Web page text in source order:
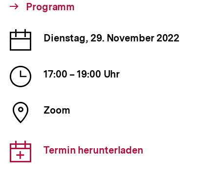
Interner
Programm
Datum
der
Veranstaltung
Dienstag, 29. November 2022
Uhrzeit
der
Veranstaltung
17:00 – 19:00 Uhr
Ort
der
Zoom
Download-
Link:
Termin herunterladen